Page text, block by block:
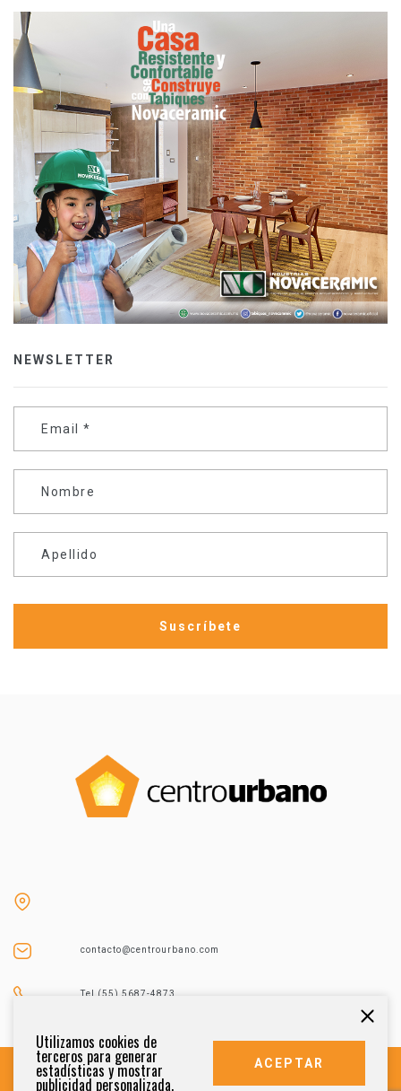
NEWSLETTER
Email *
Nombre
Apellido
contacto@centrourbano.com
Tel (55) 5687-4873
Utilizamos cookies de
terceros para generar
estadísticas y mostrar
publicidad personalizada.
ACEPTAR